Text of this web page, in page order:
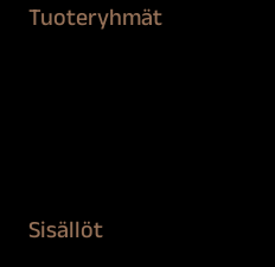
Tuoteryhmät
Sisällöt